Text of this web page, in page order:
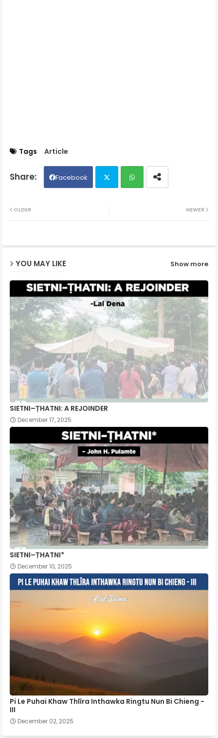
Tags Article
Facebook
NEWER
OLDER
YOU MAY LIKE Show more
SIETNI–ṬHATNI: A REJOINDER
December 17, 2025
SIETNI–ṬHATNI*
December 10, 2025
Pi Le Puhai Khaw Thlîra Inthawka Ringtu Nun Bi Chieng -
III
December 02, 2025